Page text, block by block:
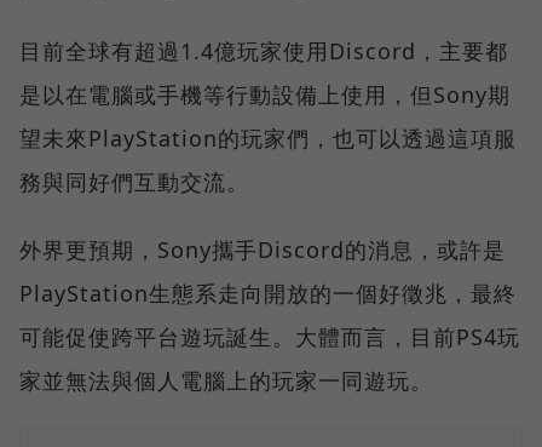
目前全球有超過1.4億玩家使用Discord，主要都
是以在電腦或手機等行動設備上使用，但Sony期
望未來PlayStation的玩家們，也可以透過這項服
務與同好們互動交流。
外界更預期，Sony攜手Discord的消息，或許是
PlayStation生態系走向開放的一個好徵兆，最終
可能促使跨平台遊玩誕生。大體而言，目前PS4玩
家並無法與個人電腦上的玩家一同遊玩。